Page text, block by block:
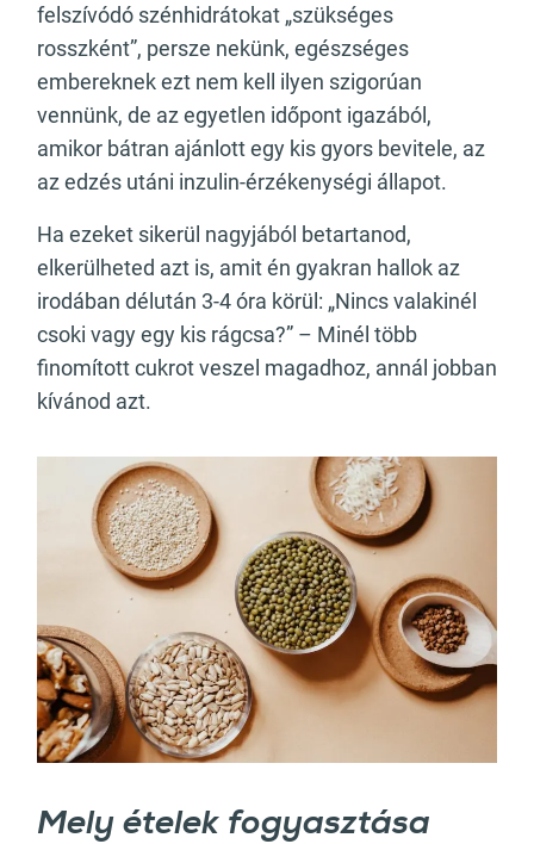
felszívódó szénhidrátokat „szükséges
rosszként”, persze nekünk, egészséges
embereknek ezt nem kell ilyen szigorúan
vennünk, de az egyetlen időpont igazából,
amikor bátran ajánlott egy kis gyors bevitele, az
az edzés utáni inzulin-érzékenységi állapot.
Ha ezeket sikerül nagyjából betartanod,
elkerülheted azt is, amit én gyakran hallok az
irodában délután 3-4 óra körül: „Nincs valakinél
csoki vagy egy kis rágcsa?” – Minél több
finomított cukrot veszel magadhoz, annál jobban
kívánod azt.
Mely ételek fogyasztása